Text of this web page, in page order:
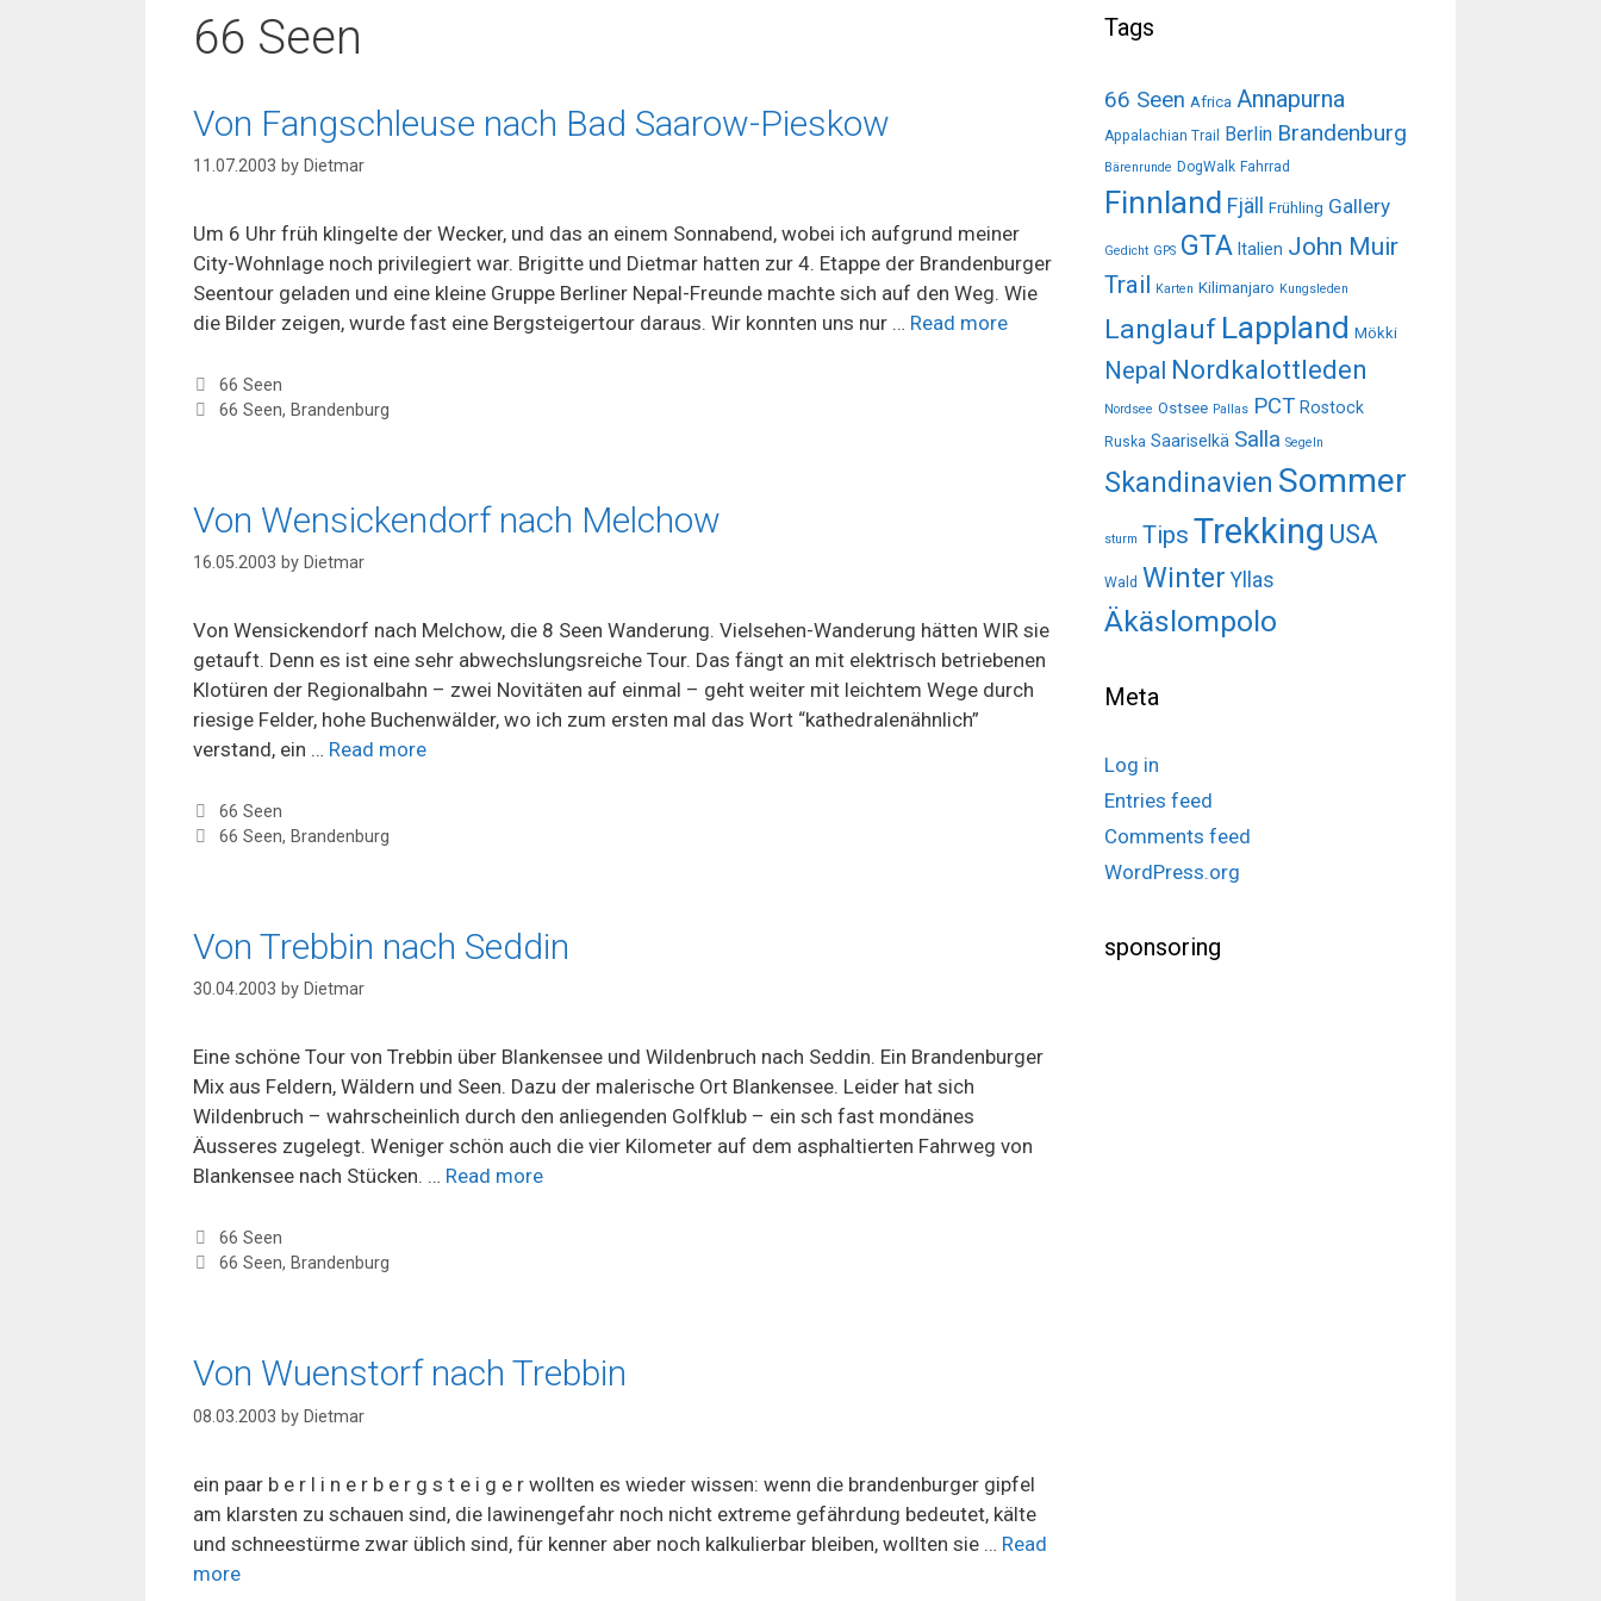
66 Seen
Von Fangschleuse nach Bad Saarow-Pieskow
11.07.2003 by Dietmar
Um 6 Uhr früh klingelte der Wecker, und das an einem Sonnabend, wobei ich aufgrund meiner
City-Wohnlage noch privilegiert war. Brigitte und Dietmar hatten zur 4. Etappe der Brandenburger
Seentour geladen und eine kleine Gruppe Berliner Nepal-Freunde machte sich auf den Weg. Wie
die Bilder zeigen, wurde fast eine Bergsteigertour daraus. Wir konnten uns nur … Read more
Categories
66 Seen
Tags
66 Seen, Brandenburg
Von Wensickendorf nach Melchow
16.05.2003 by Dietmar
Von Wensickendorf nach Melchow, die 8 Seen Wanderung. Vielsehen-Wanderung hätten WIR sie
getauft. Denn es ist eine sehr abwechslungsreiche Tour. Das fängt an mit elektrisch betriebenen
Klotüren der Regionalbahn – zwei Novitäten auf einmal – geht weiter mit leichtem Wege durch
riesige Felder, hohe Buchenwälder, wo ich zum ersten mal das Wort “kathedralenähnlich”
verstand, ein … Read more
Categories
66 Seen
Tags
66 Seen, Brandenburg
Von Trebbin nach Seddin
30.04.2003 by Dietmar
Eine schöne Tour von Trebbin über Blankensee und Wildenbruch nach Seddin. Ein Brandenburger
Mix aus Feldern, Wäldern und Seen. Dazu der malerische Ort Blankensee. Leider hat sich
Wildenbruch – wahrscheinlich durch den anliegenden Golfklub – ein sch fast mondänes
Äusseres zugelegt. Weniger schön auch die vier Kilometer auf dem asphaltierten Fahrweg von
Blankensee nach Stücken. … Read more
Categories
66 Seen
Tags
66 Seen, Brandenburg
Von Wuenstorf nach Trebbin
08.03.2003 by Dietmar
ein paar b e r l i n e r b e r g s t e i g e r wollten es wieder wissen: wenn die brandenburger gipfel
am klarsten zu schauen sind, die lawinengefahr noch nicht extreme gefährdung bedeutet, kälte
und schneestürme zwar üblich sind, für kenner aber noch kalkulierbar bleiben, wollten sie … Read
more
Tags
66 Seen Africa Annapurna
Appalachian Trail Berlin Brandenburg
Bärenrunde DogWalk Fahrrad
Finnland Fjäll Frühling Gallery
Gedicht GPS GTA Italien John Muir
Trail Karten Kilimanjaro Kungsleden
Langlauf Lappland Mökki
Nepal Nordkalottleden
Nordsee Ostsee Pallas PCT Rostock
Ruska Saariselkä Salla Segeln
Skandinavien Sommer
sturm Tips Trekking USA
Wald Winter Yllas
Äkäslompolo
Meta
Log in
Entries feed
Comments feed
WordPress.org
sponsoring